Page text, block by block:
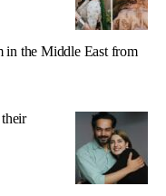
in the Middle East from